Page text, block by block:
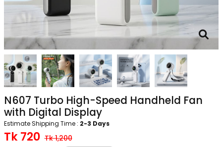
N607 Turbo High-Speed Handheld Fan
with Digital Display
Estimate Shipping Time : 2-3 Days
Tk 720 Tk 1,200